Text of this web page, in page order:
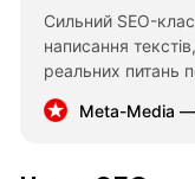
Сильний SEO-
написання
реальних питань
порівнюють
отримує корисну
Meta-Media —